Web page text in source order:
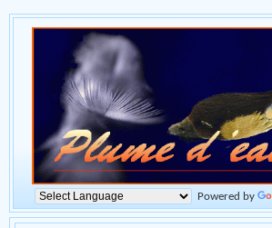
Powered by